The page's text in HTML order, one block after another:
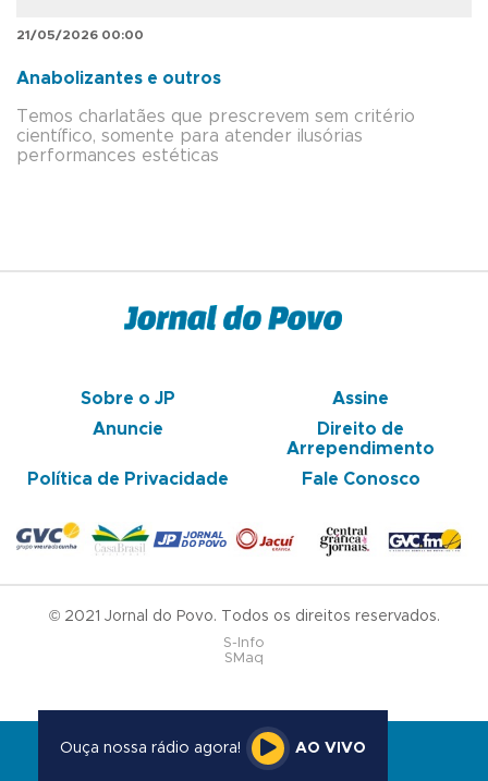
21/05/2026 00:00
Anabolizantes e outros
Temos charlatães que prescrevem sem critério
científico, somente para atender ilusórias
performances estéticas
Sobre o JP
Assine
Anuncie
Direito de
Arrependimento
Política de Privacidade
Fale Conosco
© 2021 Jornal do Povo. Todos os direitos reservados.
S-Info
SMaq
Ouça nossa rádio agora! AO VIVO